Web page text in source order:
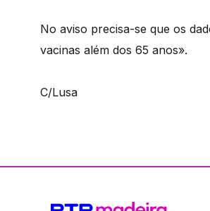
No aviso precisa-se que os
vacinas além dos 65 anos».
C/Lusa